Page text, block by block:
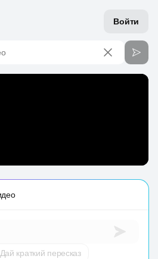
Войти
Дай краткий пересказ